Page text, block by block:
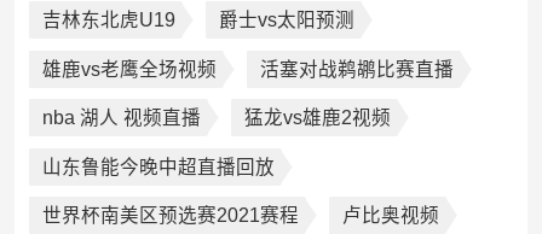
吉林东北虎U19 爵士vs太阳预测
雄鹿vs老鹰全场视频 活塞对战鹈鹕比赛直播
nba 湖人 视频直播 猛龙vs雄鹿2视频
山东鲁能今晚中超直播回放
世界杯南美区预选赛2021赛程 卢比奥视频